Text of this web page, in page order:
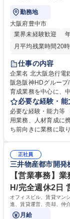
勤務地
大阪府豊中市
業界未経験歓迎
月平均残業時間20
退職金あり
土日祝休み
服装
仕事の内容
企業名 北大阪急行電鉄株式会社 求人名 【豊中市/
阪急阪神HDグループ/年休124日 仕事の内容 当
育成業務を中心に、
定、さらに社内の重
務全般を担当していただきます。 【主な業務
人材育成(社員研修)
投資計画等の策定 ■
務人事】経験者歓迎
必要な経験・能
必要な経験・能力等
用業務、人材育成に携わったことの
ち前向きに業務に取
囲のメンバーと協調
歴・資格 学歴：大学
正社員
三井物産都市開発
【営業事務】
H/完全週休2日
オフィスビル、賃貸マン
進、賃貸運営、売却、仲
ます。
月給